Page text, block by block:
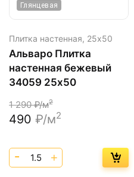
Глянцевая
Плитка настенная, 25х50
Альваро Плитка
настенная бежевый
34059 25х50
1 290₽/м2
490 ₽/м2